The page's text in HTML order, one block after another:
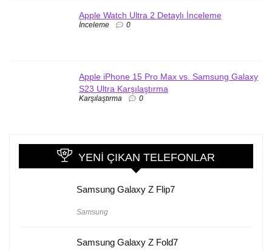
Apple Watch Ultra 2 Detaylı İnceleme
İnceleme 0
Apple iPhone 15 Pro Max vs. Samsung Galaxy
S23 Ultra Karşılaştırma
Karşılaştırma 0
YENI ÇIKAN TELEFONLAR
Samsung Galaxy Z Flip7
Samsung
Samsung Galaxy Z Fold7